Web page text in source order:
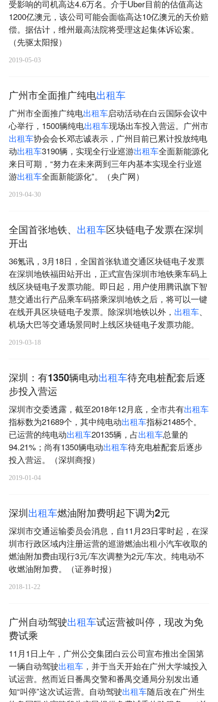
受影响的司机高达4.6万名。介于Uber目前的估值高达
1200亿澳元，该公司可能会面临高达10亿澳元的天价赔
偿。据估计，维州最高法院将受理这起集体诉讼案。
（先驱太阳报）
2019-05-03
广州市全面推广纯电出租车
广州市全面推广纯电出租车启动活动在白云国际会议中
心举行，1500辆纯电出租车现场出车投入营运。广州市
出租车协会会长邓志诚表示，广州目前已累计投放纯电
动出租车3190辆，实现全行业巡游出租车全面新能源化
来日可期，“努力在未来两到三年内基本实现全行业巡
游出租车全面新能源化”。（央广网）
2019-04-30
全国首张地铁、 出租车区块链电子发票在深圳
开出
36氪讯，3月18日，全国首张轨道交通区块链电子发票
在深圳地铁福田站开出，正式宣告深圳市地铁乘车码上
线区块链电子发票功能。即日起，用户使用腾讯旗下智
慧交通出行产品乘车码搭乘深圳地铁之后，将可以一键
在线开具区块链电子发票。除深圳地铁以外， 出租车、
机场大巴等交通场景同时上线区块链电子发票功能。
2019-03-18
深圳：有1350辆电动出租车待充电桩配套后逐
步投入营运
深圳市交委透露，截至2018年12月底，全市共有出租车
指标数为21689个，其中纯电动出租车指标21485个。
已运营的纯电动出租车20135辆，占出租车总量的
94.21%；尚有1350辆电动出租车待充电桩配套后逐步
投入营运。（深圳商报）
2019-01-04
​深圳出租车燃油附加费明起下调为2元
深圳市交通运输委员会消息，自11月23日零时起，在深
圳市行政区域内注册运营的巡游燃油出租小汽车收取的
燃油附加费由现行3元/车次调整为2元/车次。纯电动不
收燃油附加费。（证券时报）
2018-11-22
广州自动驾驶出租车试运营被叫停，现改为免
费试乘
11月1日上午，广州公交集团白云公司宣布推出全国第
一辆自动驾驶出租车，并于当天开始在广州大学城投入
试运营。然而近日番禺交警和番禺交通局分别发出通
知“叫停”这次试运营。自动驾驶出租车随后改在广州生